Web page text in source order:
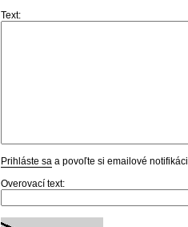
Text:
Prihláste sa a povoľte si emailové
Overovací text: